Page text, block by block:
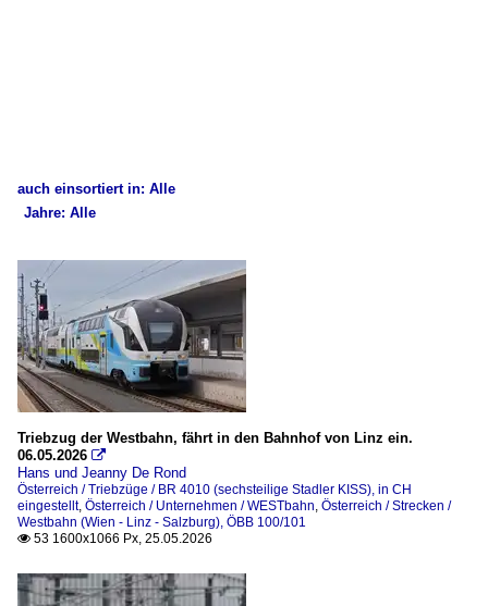
auch einsortiert in: Alle
Deutschland
Dieselloks
BR 211 (DB V100.10)
BR 273 (Mak G 1203 BB)
Hybrid- und Zweikraftloks
BR 2019 (STADLER Euro9000)
Bahndienstfahrzeuge
Jahre: Alle
Alle Jahre
2020
2020
2025
2026
Triebzug der Westbahn, fährt in den Bahnhof von Linz ein.
06.05.2026 
Hans und Jeanny De Rond
Österreich / Triebzüge / BR 4010 (sechsteilige Stadler KISS), in CH
eingestellt, Österreich / Unternehmen / WESTbahn, Österreich / Strecken /
Westbahn (Wien - Linz - Salzburg), ÖBB 100/101
 53 1600x1066 Px, 25.05.2026